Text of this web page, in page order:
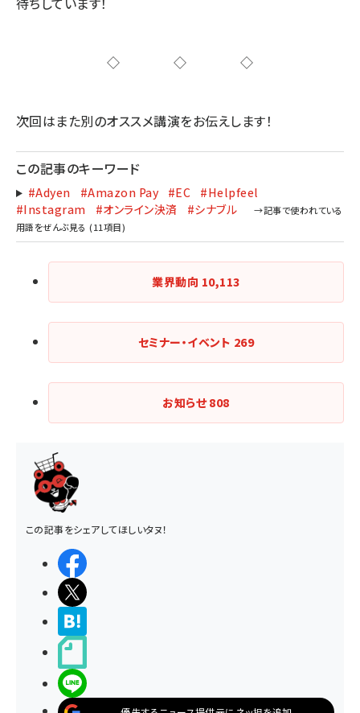
◇◇◇
次回はまた別のオススメ講演をお伝えします！
この記事のキーワード
#Adyen #Amazon Pay #EC
#Helpfeel
#Instagram
#オンライン決済 #シナブル
業界動向 10,113
セミナー・イベント 269
お知らせ808
この記事をシェアしてほしいタヌ！